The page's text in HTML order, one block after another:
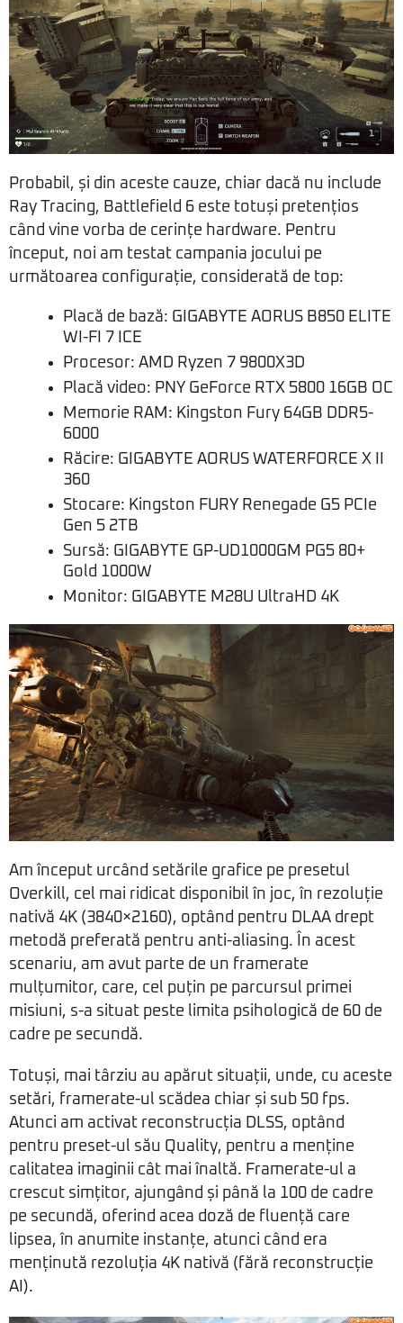
Probabil, și din aceste cauze, chiar dacă nu include
Ray Tracing, Battlefield 6 este totuși pretențios
când vine vorba de cerințe hardware. Pentru
început, noi am testat campania jocului pe
următoarea configurație, considerată de top:
Placă de bază: GIGABYTE AORUS B850 ELITE
WI-FI 7 ICE
Procesor: AMD Ryzen 7 9800X3D
Placă video: PNY GeForce RTX 5800 16GB OC
Memorie RAM: Kingston Fury 64GB DDR5-
6000
Răcire: GIGABYTE AORUS WATERFORCE X II
360
Stocare: Kingston FURY Renegade G5 PCIe
Gen 5 2TB
Sursă: GIGABYTE GP-UD1000GM PG5 80+
Gold 1000W
Monitor: GIGABYTE M28U UltraHD 4K
Am început urcând setările grafice pe presetul
Overkill, cel mai ridicat disponibil în joc, în rezoluție
nativă 4K (3840×2160), optând pentru DLAA drept
metodă preferată pentru anti-aliasing. În acest
scenariu, am avut parte de un framerate
mulțumitor, care, cel puțin pe parcursul primei
misiuni, s-a situat peste limita psihologică de 60 de
cadre pe secundă.
Totuși, mai târziu au apărut situații, unde, cu aceste
setări, framerate-ul scădea chiar și sub 50 fps.
Atunci am activat reconstrucția DLSS, optând
pentru preset-ul său Quality, pentru a menține
calitatea imaginii cât mai înaltă. Framerate-ul a
crescut simțitor, ajungând și până la 100 de cadre
pe secundă, oferind acea doză de fluență care
lipsea, în anumite instanțe, atunci când era
menținută rezoluția 4K nativă (fără reconstrucție
AI).